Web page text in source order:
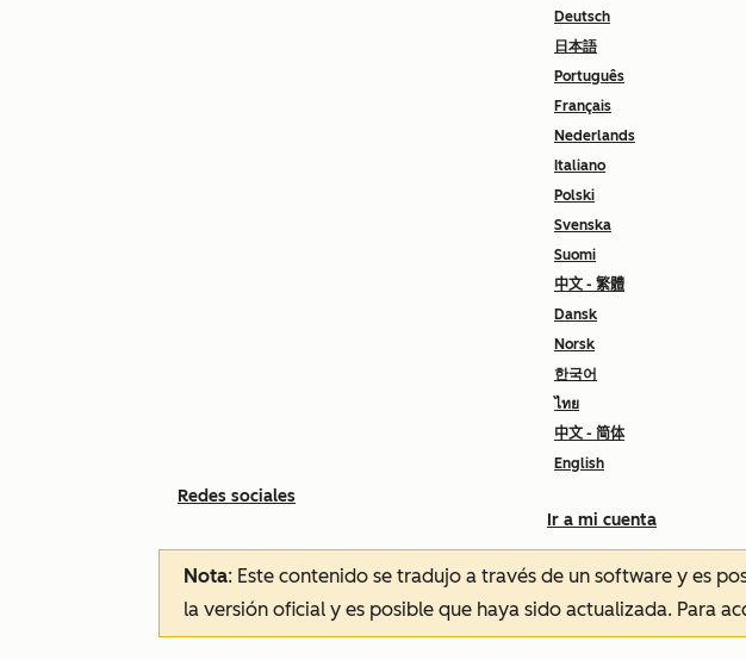
Deutsch
日本語
Português
Français
Nederlands
Italiano
Polski
Svenska
Suomi
中文 - 繁體
Dansk
Norsk
한국어
ไทย
中文 - 简体
English
Ir a mi cuenta
Redes sociales
Nota: Este contenido se tradujo a través de un software y es
la versión oficial y es posible que haya sido actualizada. Para